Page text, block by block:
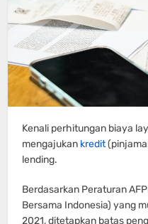
Kenali perhitungan biaya
mengajukan kredit
lending.
Berdasarkan Peraturan
Bersama Indonesia) yang
2021, ditetapkan batas